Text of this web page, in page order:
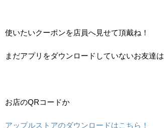
使いたいクーポンを店員へ見せて頂戴ね！
まだアプリをダウンロードしていないお友達は
お店のQRコードか
アップルストアのダウンロードはこちら！